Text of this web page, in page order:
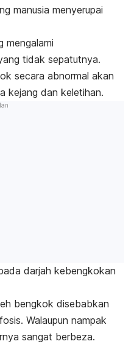
manusia menyerupai
mengalami
tidak sepatutnya.
secara abnormal akan
kejang dan keletihan.
darjah kebengkokan
bengkok disebabkan
Walaupun nampak
sangat berbeza.